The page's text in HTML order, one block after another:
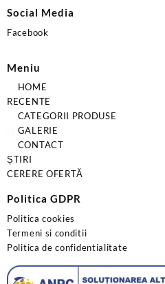
Social Media
Facebook
Meniu
HOME
RECENTE
CATEGORII PRODUSE
GALERIE
CONTACT
ȘTIRI
CERERE OFERTĂ
Politica GDPR
Politica cookies
Termeni si conditii
Politica de confidentialitate